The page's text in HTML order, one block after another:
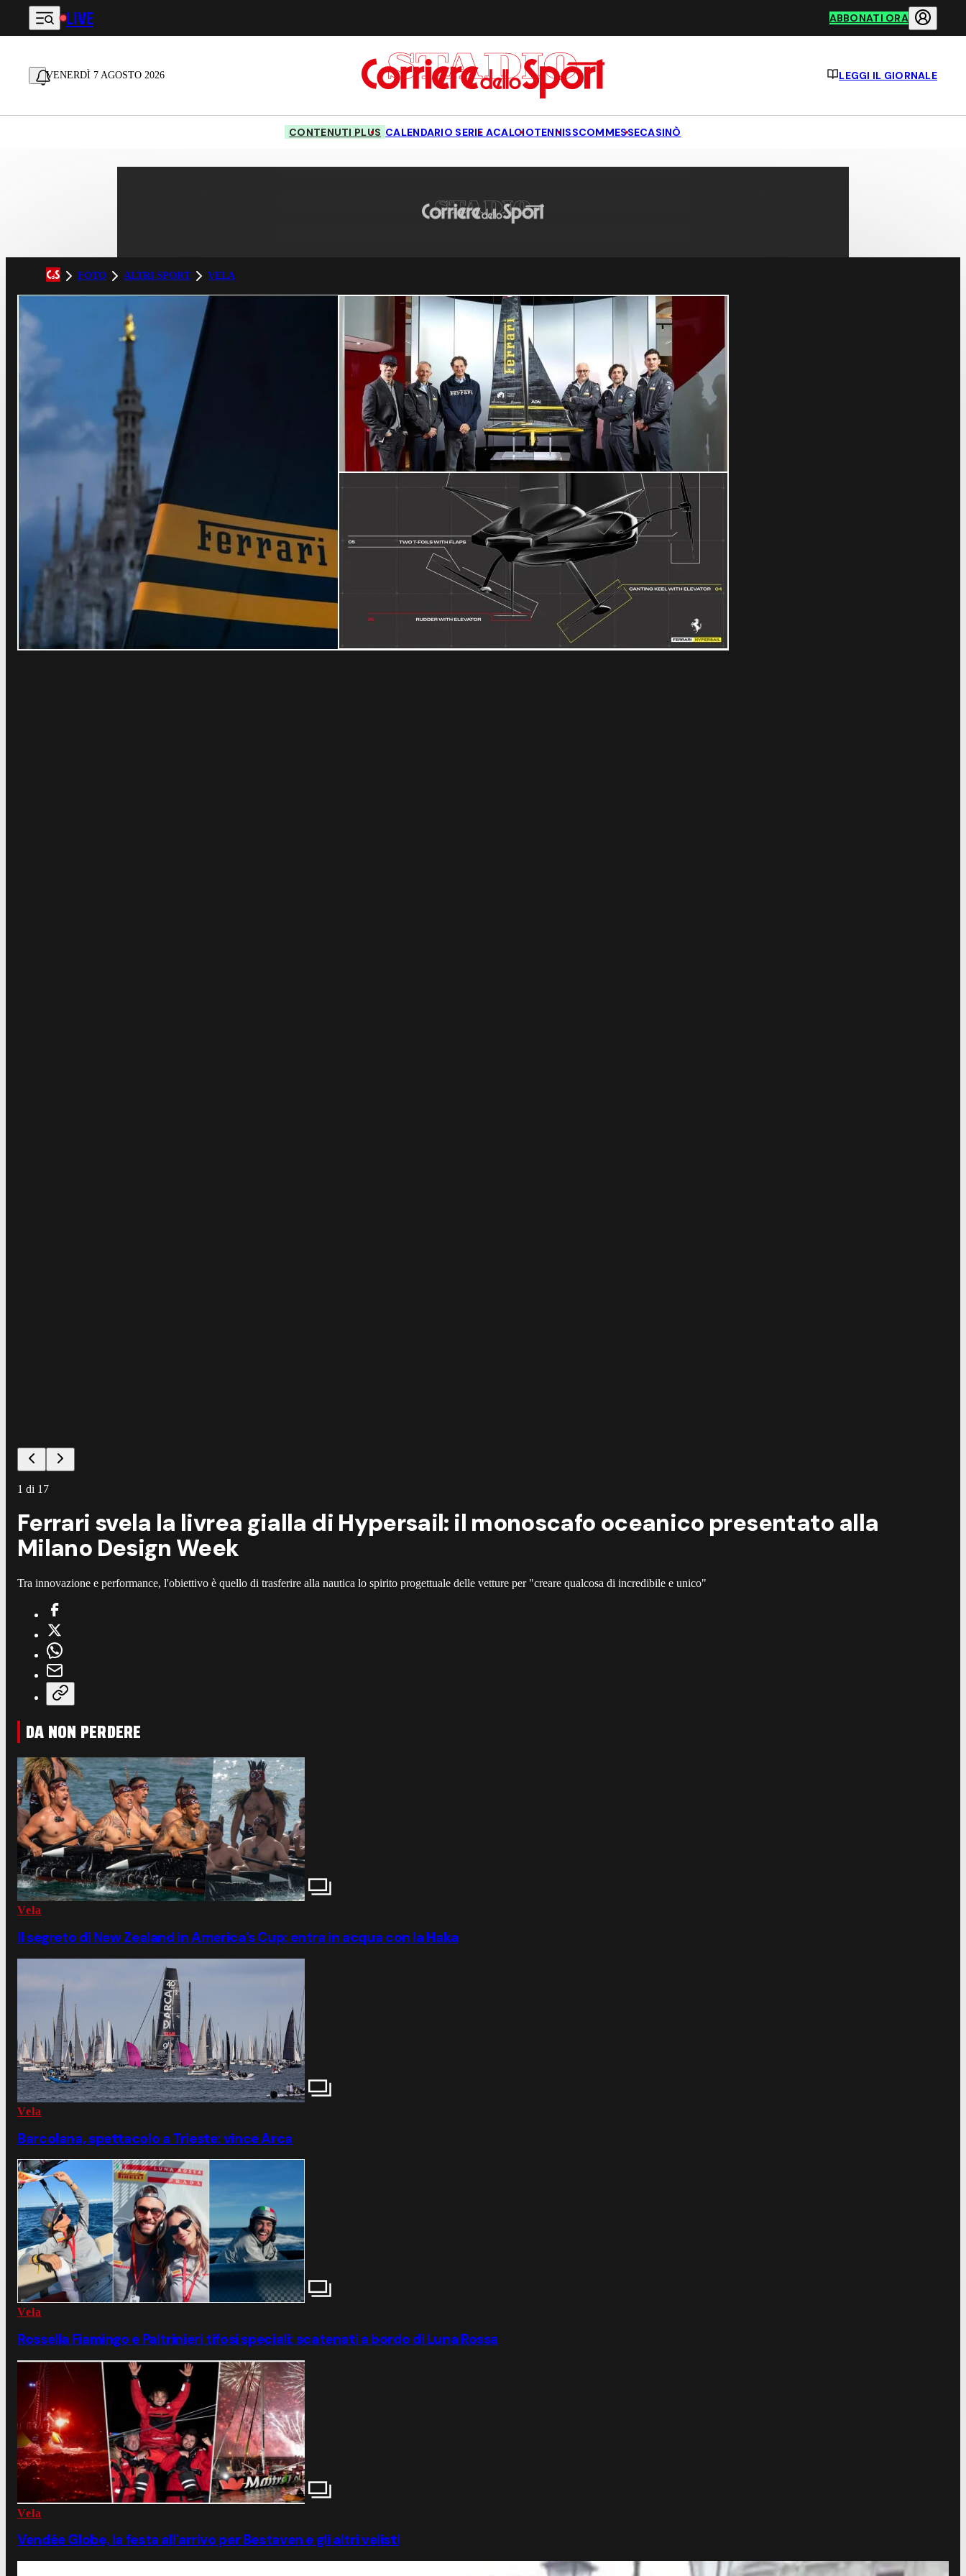
Vai al contenuto principale
LIVE ABBONATI ORA
VENERDÌ 7 AGOSTO 2026 LEGGI IL GIORNALE
CONTENUTI PLUS CALENDARIO SERIE ACALCIOTENNISSCOMMESSECASINÒ
FOTO ALTRI SPORT VELA
1 di 17
Ferrari svela la livrea gialla di Hypersail: il monoscafo oceanico presentato alla
Milano Design Week
Tra innovazione e performance, l'obiettivo è quello di trasferire alla nautica lo spirito progettuale delle vetture per "creare qualcosa di incredibile e unico"
DA NON PERDERE
Vela
Il segreto di New Zealand in America's Cup: entra in acqua con la Haka
Vela
Barcolana, spettacolo a Trieste: vince Arca
Vela
Rossella Fiamingo e Paltrinieri tifosi speciali: scatenati a bordo di Luna Rossa
Vela
Vendée Globe, la festa all'arrivo per Bestaven e gli altri velisti